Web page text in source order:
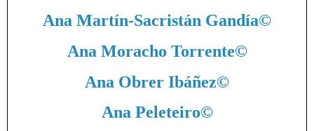
Ana Martín-Sacristán Gandía©
Ana Moracho Torrente©
Ana Obrer Ibáñez©
Ana Peleteiro©